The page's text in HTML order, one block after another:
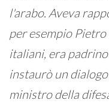
l'arabo. Aveva
per esempio
italiani, era
instaurò un
ministro della